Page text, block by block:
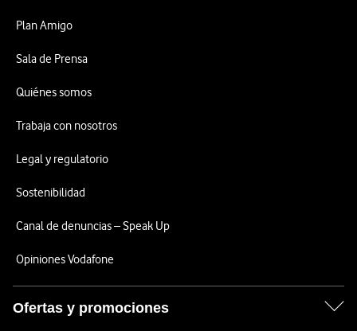
Plan Amigo
Sala de Prensa
Quiénes somos
Trabaja con nosotros
Legal y regulatorio
Sostenibilidad
Canal de denuncias – Speak Up
Opiniones Vodafone
Ofertas y promociones